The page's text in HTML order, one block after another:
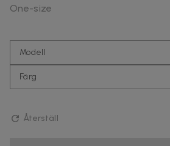
One-size
Modell
Färg
Återställ